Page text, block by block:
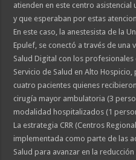
atienden en este centro
y que esperaban por estas
En este caso, la anestesista de la
Epulef, se conectó a través de
Salud Digital con los
Servicio de Salud en Alto
cuatro pacientes quienes
cirugía mayor ambulatoria (3
modalidad hospitalizados (1
La estrategia CRR (Centros
implementada como parte de las
Salud para avanzar en la